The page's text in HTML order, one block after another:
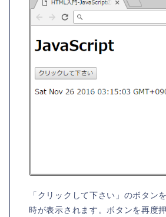
「クリックして下さい」のボタン
時が表示されます。ボタンを再度